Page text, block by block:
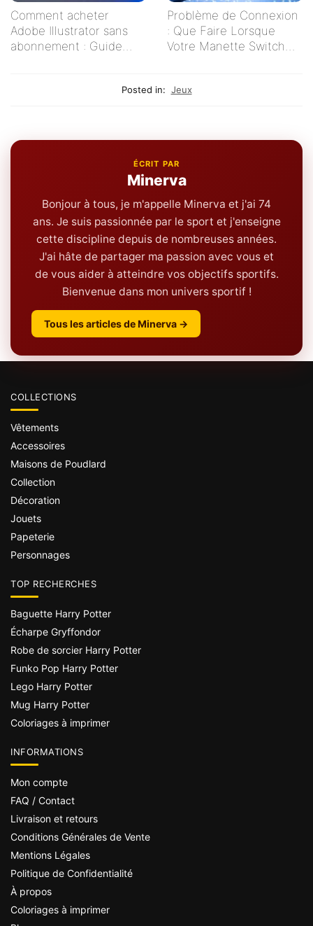
Comment acheter
Adobe Illustrator sans
abonnement : Guide
Problème de Connexion
: Que Faire Lorsque
Votre Manette Switch
Posted in: Jeux
ÉCRIT PAR
Minerva
Bonjour à tous, je m'appelle Minerva et j'ai 74
ans. Je suis passionnée par le sport et j'enseigne
cette discipline depuis de nombreuses années.
J'ai hâte de partager ma passion avec vous et
de vous aider à atteindre vos objectifs sportifs.
Bienvenue dans mon univers sportif !
Tous les articles de Minerva →
COLLECTIONS
Vêtements
Accessoires
Maisons de Poudlard
Collection
Décoration
Jouets
Papeterie
Personnages
TOP RECHERCHES
Baguette Harry Potter
Écharpe Gryffondor
Robe de sorcier Harry Potter
Funko Pop Harry Potter
Lego Harry Potter
Mug Harry Potter
Coloriages à imprimer
INFORMATIONS
Mon compte
FAQ / Contact
Livraison et retours
Conditions Générales de Vente
Mentions Légales
Politique de Confidentialité
À propos
Coloriages à imprimer